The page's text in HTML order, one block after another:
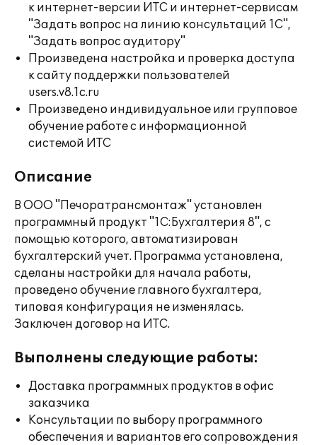
к интернет-версии ИТС и интернет-сервисам
"Задать вопрос на линию консультаций 1С",
"Задать вопрос аудитору"
Произведена настройка и проверка доступа
к сайту поддержки пользователей
users.v8.1c.ru
Произведено индивидуальное или групповое
обучение работе с информационной
системой ИТС
Описание
В ООО "Печоратрансмонтаж" установлен
программный продукт "1С:Бухгалтерия 8", с
помощью которого, автоматизирован
бухгалтерский учет. Программа установлена,
сделаны настройки для начала работы,
проведено обучение главного бухгалтера,
типовая конфигурация не изменялась.
Заключен договор на ИТС.
Выполнены следующие работы:
Доставка программных продуктов в офис
заказчика
Консультации по выбору программного
обеспечения и вариантов его сопровождения